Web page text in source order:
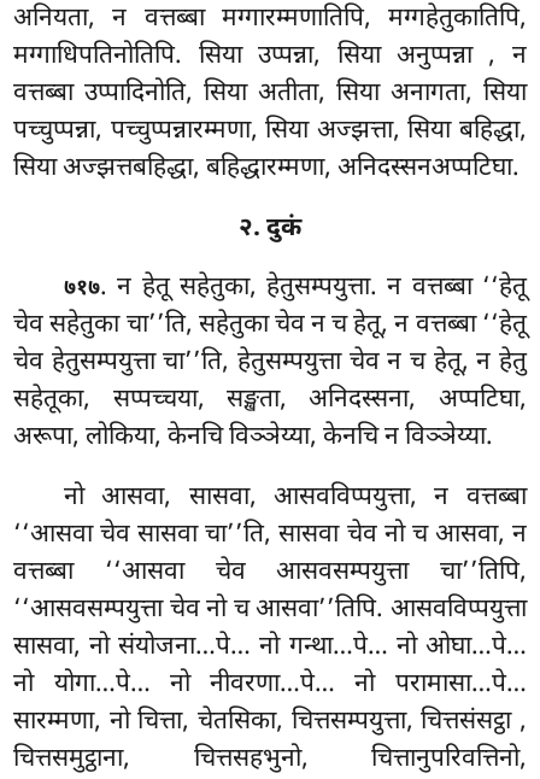
अनियता, न वत्तब्बा मग्गारम्मणातिपि, मग्गहेतुकातिपि,
मग्गाधिपतिनोतिपि. सिया उप्पन्ना, सिया अनुप्पन्ना , न
वत्तब्बा उप्पादिनोति, सिया अतीता, सिया अनागता, सिया
पच्चुप्पन्ना, पच्चुप्पन्नारम्मणा, सिया अज्झत्ता, सिया बहिद्धा,
सिया अज्झत्तबहिद्धा, बहिद्धारम्मणा, अनिदस्सनअप्पटिघा.
२. दुकं
७१७. न हेतू सहेतुका, हेतुसम्पयुत्ता. न वत्तब्बा ‘‘हेतू
चेव सहेतुका चा’’ति, सहेतुका चेव न च हेतू, न वत्तब्बा ‘‘हेतू
चेव हेतुसम्पयुत्ता चा’’ति, हेतुसम्पयुत्ता चेव न च हेतू, न हेतु
सहेतूका, सप्पच्चया, सङ्खता, अनिदस्सना, अप्पटिघा,
अरूपा, लोकिया, केनचि विञ्ञेय्या, केनचि न विञ्ञेय्या.
नो आसवा, सासवा, आसवविप्पयुत्ता, न वत्तब्बा
‘‘आसवा चेव सासवा चा’’ति, सासवा चेव नो च आसवा, न
वत्तब्बा ‘‘आसवा चेव आसवसम्पयुत्ता चा’’तिपि,
‘‘आसवसम्पयुत्ता चेव नो च आसवा’’तिपि. आसवविप्पयुत्ता
सासवा, नो संयोजना…पे… नो गन्था…पे… नो ओघा…पे…
नो योगा…पे… नो नीवरणा…पे… नो परामासा…पे…
सारम्मणा, नो चित्ता, चेतसिका, चित्तसम्पयुत्ता, चित्तसंसट्ठा ,
चित्तसमुट्ठाना, चित्तसहभुनो, चित्तानुपरिवत्तिनो,